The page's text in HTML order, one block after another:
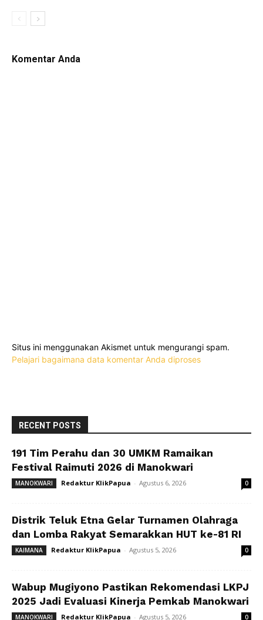
Komentar Anda
Situs ini menggunakan Akismet untuk mengurangi spam.
Pelajari bagaimana data komentar Anda diproses
RECENT POSTS
191 Tim Perahu dan 30 UMKM Ramaikan
Festival Raimuti 2026 di Manokwari
MANOKWARI Redaktur KlikPapua - Agustus 6, 2026 0
Distrik Teluk Etna Gelar Turnamen Olahraga
dan Lomba Rakyat Semarakkan HUT ke-81 RI
KAIMANA Redaktur KlikPapua - Agustus 5, 2026 0
Wabup Mugiyono Pastikan Rekomendasi LKPJ
2025 Jadi Evaluasi Kinerja Pemkab Manokwari
MANOKWARI Redaktur KlikPapua - Agustus 5, 2026 0